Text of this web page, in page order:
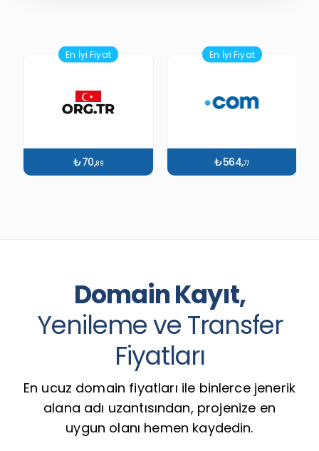
₺70,89
En İyi Fiyat
₺564,77
En İyi Fiyat
Domain Kayıt,
Yenileme ve Transfer
Fiyatları
En ucuz domain fiyatları ile binlerce jenerik
alana adı uzantısından, projenize en
uygun olanı hemen kaydedin.